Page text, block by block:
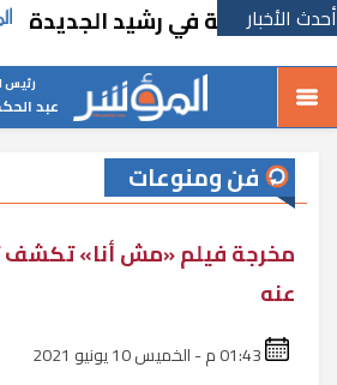
أحدث الأخبارفي رشيد الجديدة
رئيس
عبد
فن ومنوعات
مخرجة فيلم «مش أنا» تكشف
عنه